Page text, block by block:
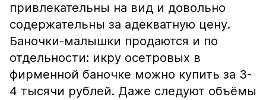
привлекательны на вид и довольно
содержательны за адекватную цену.
Баночки-малышки продаются и по
отдельности: икру осетровых в
фирменной баночке можно купить за 3-
4 тысячи рублей. Даже следуют объёмы